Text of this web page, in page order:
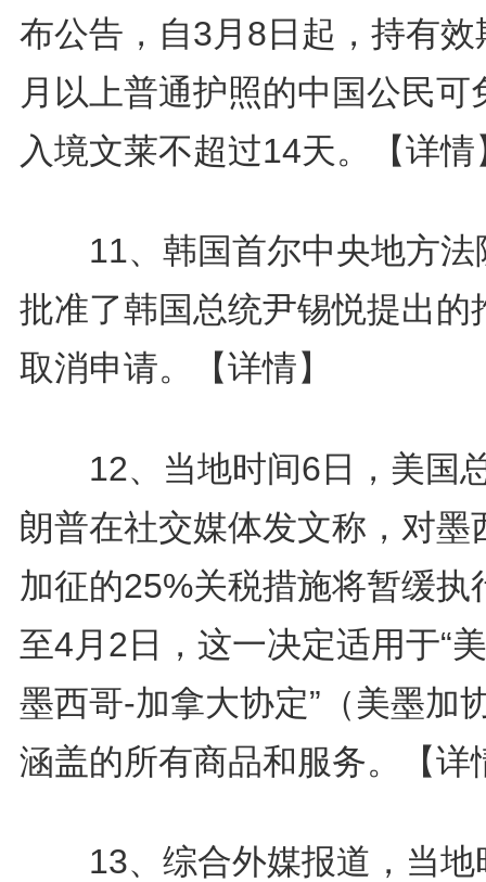
布公告，自3月8日起，持有效
月以上普通护照的中国公民可
入境文莱不超过14天。
【详
11、韩国首尔中央地方法
批准了韩国总统尹锡悦提出的
取消申请。
【详情】
12、当地时间6日，美国
朗普在社交媒体发文称，对墨
加征的25%关税措施将暂缓执
至4月2日，这一决定适用于“
墨西哥-加拿大协定”（美墨加
涵盖的所有商品和服务。
【
13、综合外媒报道，当地